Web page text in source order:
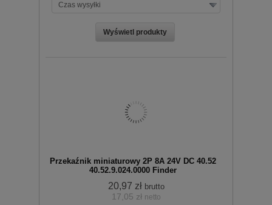
Czas wysyłki
Przekaźnik miniaturowy 2P 8A 24V DC 40.52
40.52.9.024.0000 Finder
20,97 zł brutto
17,05 zł netto